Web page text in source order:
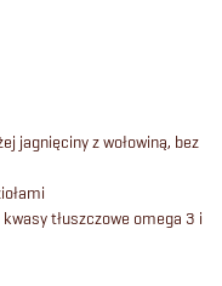
jagnięciny z wołowiną, bez
tłuszczowe omega 3 i